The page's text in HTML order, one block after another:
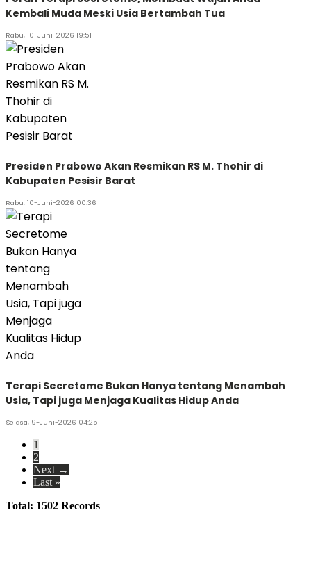
Kembali Muda Meski Usia Bertambah Tua
Rabu, 10-Juni-2026 19:51
Presiden Prabowo Akan Resmikan RS M. Thohir di
Kabupaten Pesisir Barat
Rabu, 10-Juni-2026 00:36
Terapi Secretome Bukan Hanya tentang Menambah
Usia, Tapi juga Menjaga Kualitas Hidup Anda
Selasa, 9-Juni-2026 04:25
1
2
Next →
Last »
Total: 1502 Records